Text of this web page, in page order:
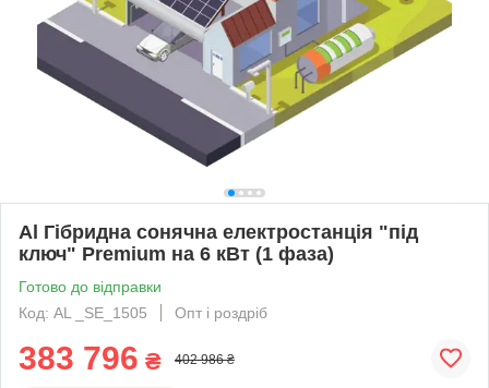
Al Гібридна сонячна електростанція "під
ключ" Premium на 6 кВт (1 фаза)
Готово до відправки
Код: AL _SE_1505
Опт і роздріб
383 796 ₴ 402 986 ₴